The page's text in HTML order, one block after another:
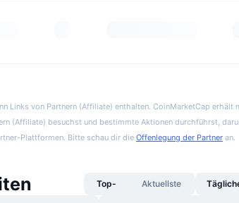
Links von Partnern (Affiliate) enthalten. CoinMarketCap erhält
(Affiliate) besuchst und bestimmte Aktionen durchführst,
Plattformen. Bitte schau dir die Offenlegung der Partner an.
Top- Aktuellste